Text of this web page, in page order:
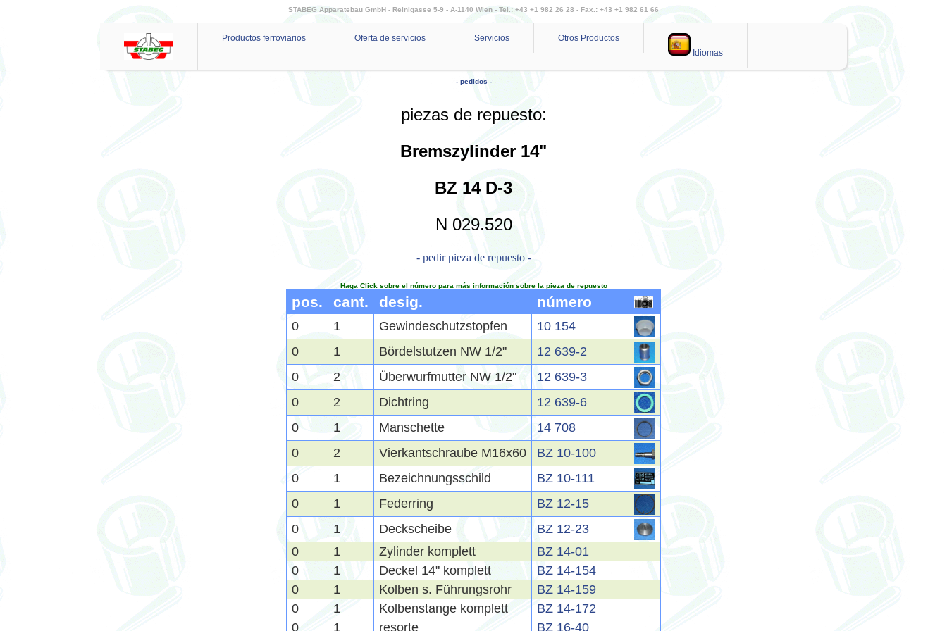
STABEG Apparatebau GmbH - Reinlgasse 5-9 - A-1140 Wien - Tel.: +43 +1 982 26 28 - Fax.: +43 +1 982 61 66
Productos ferroviarios Oferta de servicios Servicios
Otros Productos
Idiomas
- pedidos -
piezas de repuesto:
Bremszylinder 14"
BZ 14 D-3
N 029.520
- pedir pieza de repuesto -
Haga Click sobre el número para más información sobre la pieza de repuesto
pos. cant. desig. número
0 1 Gewindeschutzstopfen
10 154
0
1 Bördelstutzen NW 1/2"
12 639-2
0
2 Überwurfmutter NW 1/2"
12 639-3
0
2 Dichtring
12 639-6
0
1 Manschette
14 708
0
2 Vierkantschraube M16x60
BZ 10-100
0
1 Bezeichnungsschild
BZ 10-111
0
1 Federring
BZ 12-15
0
1 Deckscheibe
BZ 12-23
0
1 Zylinder komplett
BZ 14-01
0
1 Deckel 14" komplett
BZ 14-154
0
1 Kolben s. Führungsrohr
BZ 14-159
0
1 Kolbenstange komplett
BZ 14-172
0
1 resorte BZ 16-40